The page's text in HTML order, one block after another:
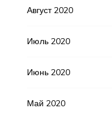
Август 2020
Июль 2020
Июнь 2020
Май 2020